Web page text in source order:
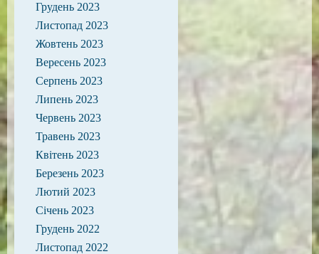
Грудень 2023
Листопад 2023
Жовтень 2023
Вересень 2023
Серпень 2023
Липень 2023
Червень 2023
Травень 2023
Квітень 2023
Березень 2023
Лютий 2023
Січень 2023
Грудень 2022
Листопад 2022